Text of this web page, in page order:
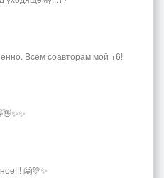
Всем соавторам мой +6!
🤗💛✨